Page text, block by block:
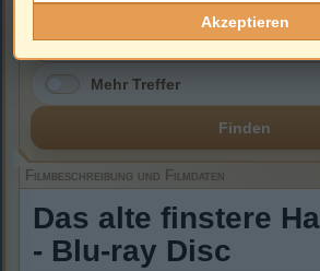
Mehr Treffer
Finden
Filmbeschreibung und Filmdaten
Das alte finstere
- Blu-ray Disc
Akzeptieren